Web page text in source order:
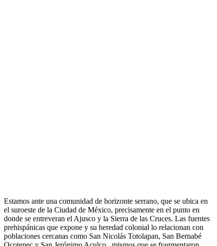
Estamos ante una comunidad de horizonte serrano, que se ubica en
el suroeste de la Ciudad de México, precisamente en el punto en
donde se entreveran el Ajusco y la Sierra de las Cruces. Las fuentes
prehispánicas que expone y su heredad colonial lo relacionan con
poblaciones cercanas como San Nicolás Totolapan, San Bernabé